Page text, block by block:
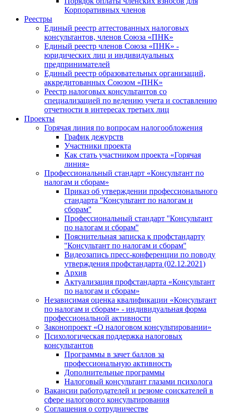
Корпоративных членов
Реестры
Единый реестр аттестованных налоговых
консультантов, членов Союза «ПНК»
Единый реестр членов Союза «ПНК» -
юридических лиц и индивидуальных
предпринимателей
Единый реестр образовательных организаций,
аккредитованных Союзом «ПНК»
Реестр налоговых консультантов со
специализацией по ведению учета и составлению
отчетности в интересах третьих лиц
Проекты
Горячая линия по вопросам налогообложения
График дежурств
Участники проекта
Как стать участником проекта «Горячая
линия»
Профессиональный стандарт «Консультант по
налогам и сборам»
Приказ об утверждении профессионального
стандарта ''Консультант по налогам и
сборам''
Профессиональный стандарт ''Консультант
по налогам и сборам''
Пояснительная записка к профстандарту
''Консультант по налогам и сборам''
Видеозапись пресс-конференции по поводу
утверждения профстандарта (02.12.2021)
Архив
Актуализация профстандарта «Консультант
по налогам и сборам»
Независимая оценка квалификации «Консультант
по налогам и сборам» - индивидуальная форма
профессиональной активности
Законопроект «О налоговом консультировании»
Психологическая поддержка налоговых
консультантов
Программы в зачет баллов за
профессиональную активность
Дополнительные программы
Налоговый консультант глазами психолога
Вакансии работодателей и резюме соискателей в
сфере налогового консультирования
Соглашения о сотрудничестве